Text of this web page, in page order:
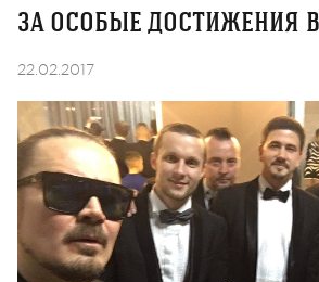
за особые достижения
22.02.2017